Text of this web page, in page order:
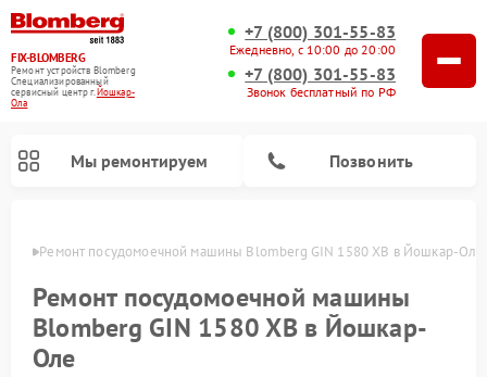
FIX-BLOMBERG
Ремонт устройств Blomberg
Специализированный
cервисный центр г.Йошкар-
Ола
+7 (800) 301-55-83
Ежедневно, с 10:00 до 20:00
+7 (800) 301-55-83
Звонок бесплатный по РФ
Мы ремонтируем Позвонить
Оле Ремонт посудомоечной машины Blomberg GIN 1580 XB в Йошкар-Оле
Ремонт посудомоечной машины
Blomberg GIN 1580 XB в Йошкар-
Оле